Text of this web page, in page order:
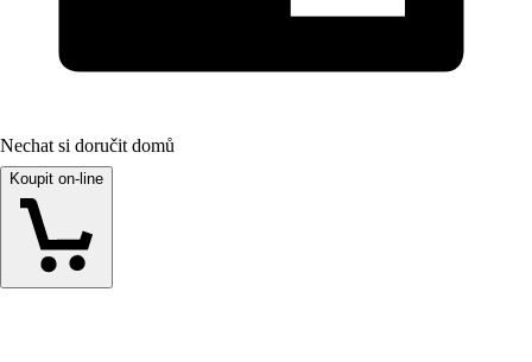
Nechat si doručit domů
Koupit on-line